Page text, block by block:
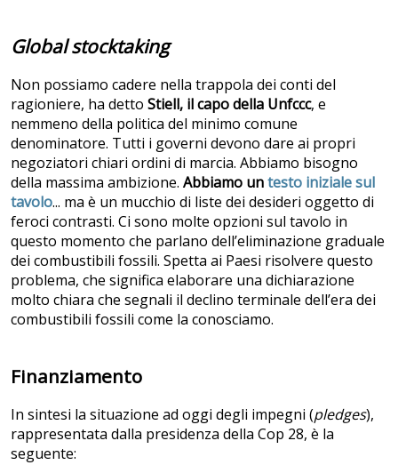
Global stocktaking
Non possiamo cadere nella trappola dei conti del
ragioniere, ha detto Stiell, il capo della Unfccc, e
nemmeno della politica del minimo comune
denominatore. Tutti i governi devono dare ai propri
negoziatori chiari ordini di marcia. Abbiamo bisogno
della massima ambizione. Abbiamo untesto iniziale sul
tavolo... ma è un mucchio di liste dei desideri oggetto di
feroci contrasti. Ci sono molte opzioni sul tavolo in
questo momento che parlano dell’eliminazione graduale
dei combustibili fossili. Spetta ai Paesi risolvere questo
problema, che significa elaborare una dichiarazione
molto chiara che segnali il declino terminale dell’era dei
combustibili fossili come la conosciamo.
Finanziamento
In sintesi la situazione ad oggi degli impegni (pledges),
rappresentata dalla presidenza della Cop 28, è la
seguente: